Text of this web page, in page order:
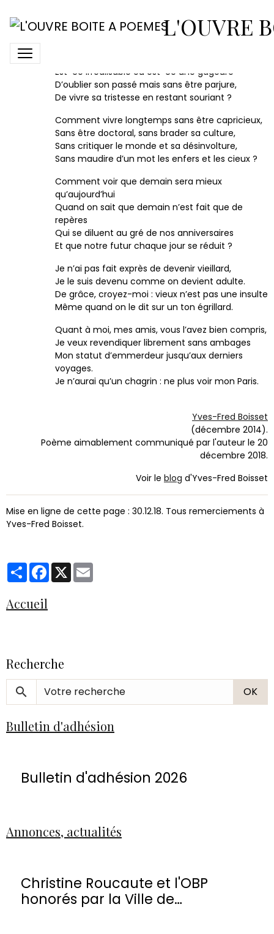
L'OUVRE
Comment devenir vieux
Est-ce irréalisable ou est-ce une gageure
D’oublier son passé mais sans être parjure,
De vivre sa tristesse en restant souriant ?
Comment vivre longtemps sans être capricieux,
Sans être doctoral, sans brader sa culture,
Sans critiquer le monde et sa désinvolture,
Sans maudire d’un mot les enfers et les cieux ?
Comment voir que demain sera mieux
qu’aujourd’hui
Quand on sait que demain n’est fait que de
repères
Qui se diluent au gré de nos anniversaires
Et que notre futur chaque jour se réduit ?
Je n’ai pas fait exprès de devenir vieillard,
Je le suis devenu comme on devient adulte.
De grâce, croyez-moi : vieux n’est pas une insulte
Même quand on le dit sur un ton égrillard.
Quant à moi, mes amis, vous l’avez bien compris,
Je veux revendiquer librement sans ambages
Mon statut d’emmerdeur jusqu’aux derniers
voyages.
Je n’aurai qu’un chagrin : ne plus voir mon Paris.
Yves-Fred Boisset
(décembre 2014).
Poème aimablement communiqué par l'auteur le 20
décembre 2018.
Voir le blog d'Yves-Fred Boisset
Mise en ligne de cette page : 30.12.18. Tous remerciements à
Yves-Fred Boisset.
PartagerFacebook
X
Accueil
Recherche
OK
Bulletin d'adhésion
Bulletin d'adhésion 2026
Annonces, actualités
Christine Roucaute et l'OBP
honorés par la Ville de